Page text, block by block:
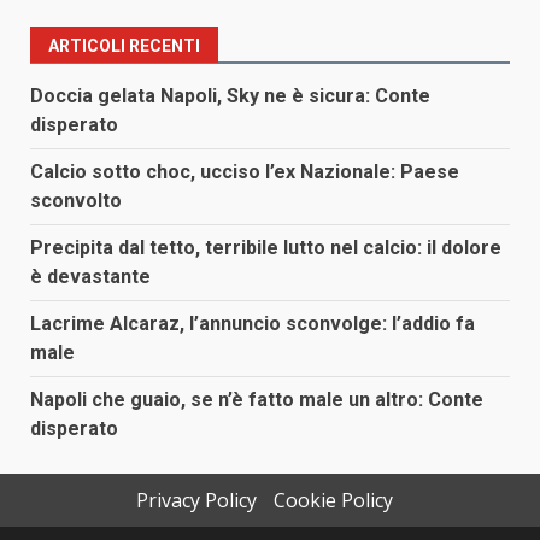
ARTICOLI RECENTI
Doccia gelata Napoli, Sky ne è sicura: Conte
disperato
Calcio sotto choc, ucciso l’ex Nazionale: Paese
sconvolto
Precipita dal tetto, terribile lutto nel calcio: il dolore
è devastante
Lacrime Alcaraz, l’annuncio sconvolge: l’addio fa
male
Napoli che guaio, se n’è fatto male un altro: Conte
disperato
Privacy Policy
Cookie Policy